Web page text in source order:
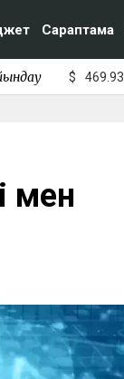
Сараптама
$ 469.93
мен